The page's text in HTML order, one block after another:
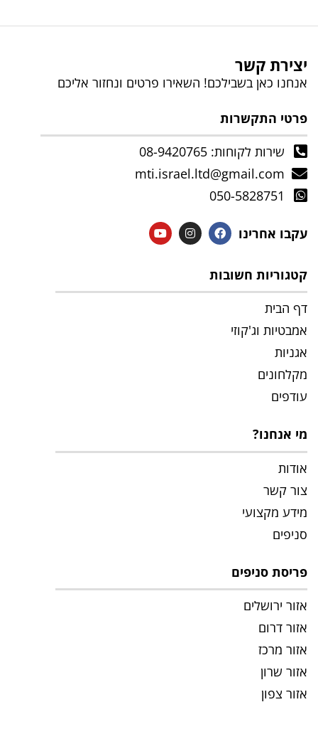
קשר
כאן בשבילכם! השאירו פרטים ונחזור אליכם
התקשרות
שירות לקוחות: 08-9420765
mti.israel.ltd@gmail.com
050-5828751
אחרינו
חשובות
הבית
וג'קוזי
אנחנו?
קשר
מקצועי
סניפים
ירושלים
דרום
מרכז
שרון
צפון